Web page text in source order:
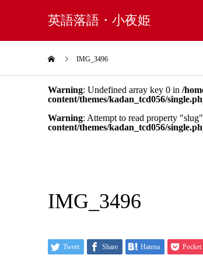
英語落語・小夜姫
IMG_3496
Warning: Undefined array key 0 in /
content/themes/kadan_tcd056/
Warning: Attempt to read property
content/themes/kadan_tcd056/
IMG_3496
Tweet Share Hatena Pocket